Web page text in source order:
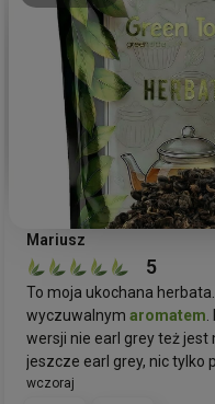
Mariusz
5
To moja ukochana
wyczuwalnym aromatem
wersji nie earl grey też jest
jeszcze earl grey, nic tylko
wczoraj